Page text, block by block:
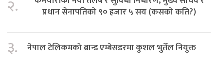
२.
प्रधान सेनापतिको ९० हजार ५ सय (कसको कति?)
३. नेपाल टेलिकमको ब्रान्ड एम्बेसडरमा कुशल भुर्तेल नियुक्त